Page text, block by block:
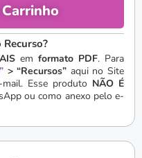
Recurso?
em formato PDF. Para
” > “Recursos” aqui no Site
Esse produto NÃO É
ou como anexo pelo e-